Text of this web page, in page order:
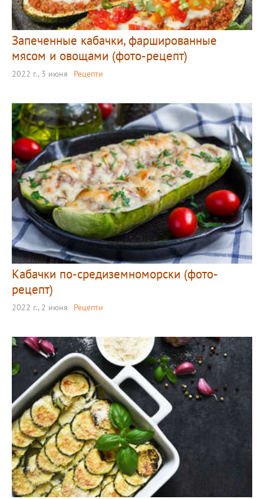
Запеченные кабачки, фаршированные
мясом и овощами (фото-рецепт)
2022 г., 3 июня Рецепти
Кабачки по-средиземноморски (фото-
рецепт)
2022 г., 2 июня Рецепти